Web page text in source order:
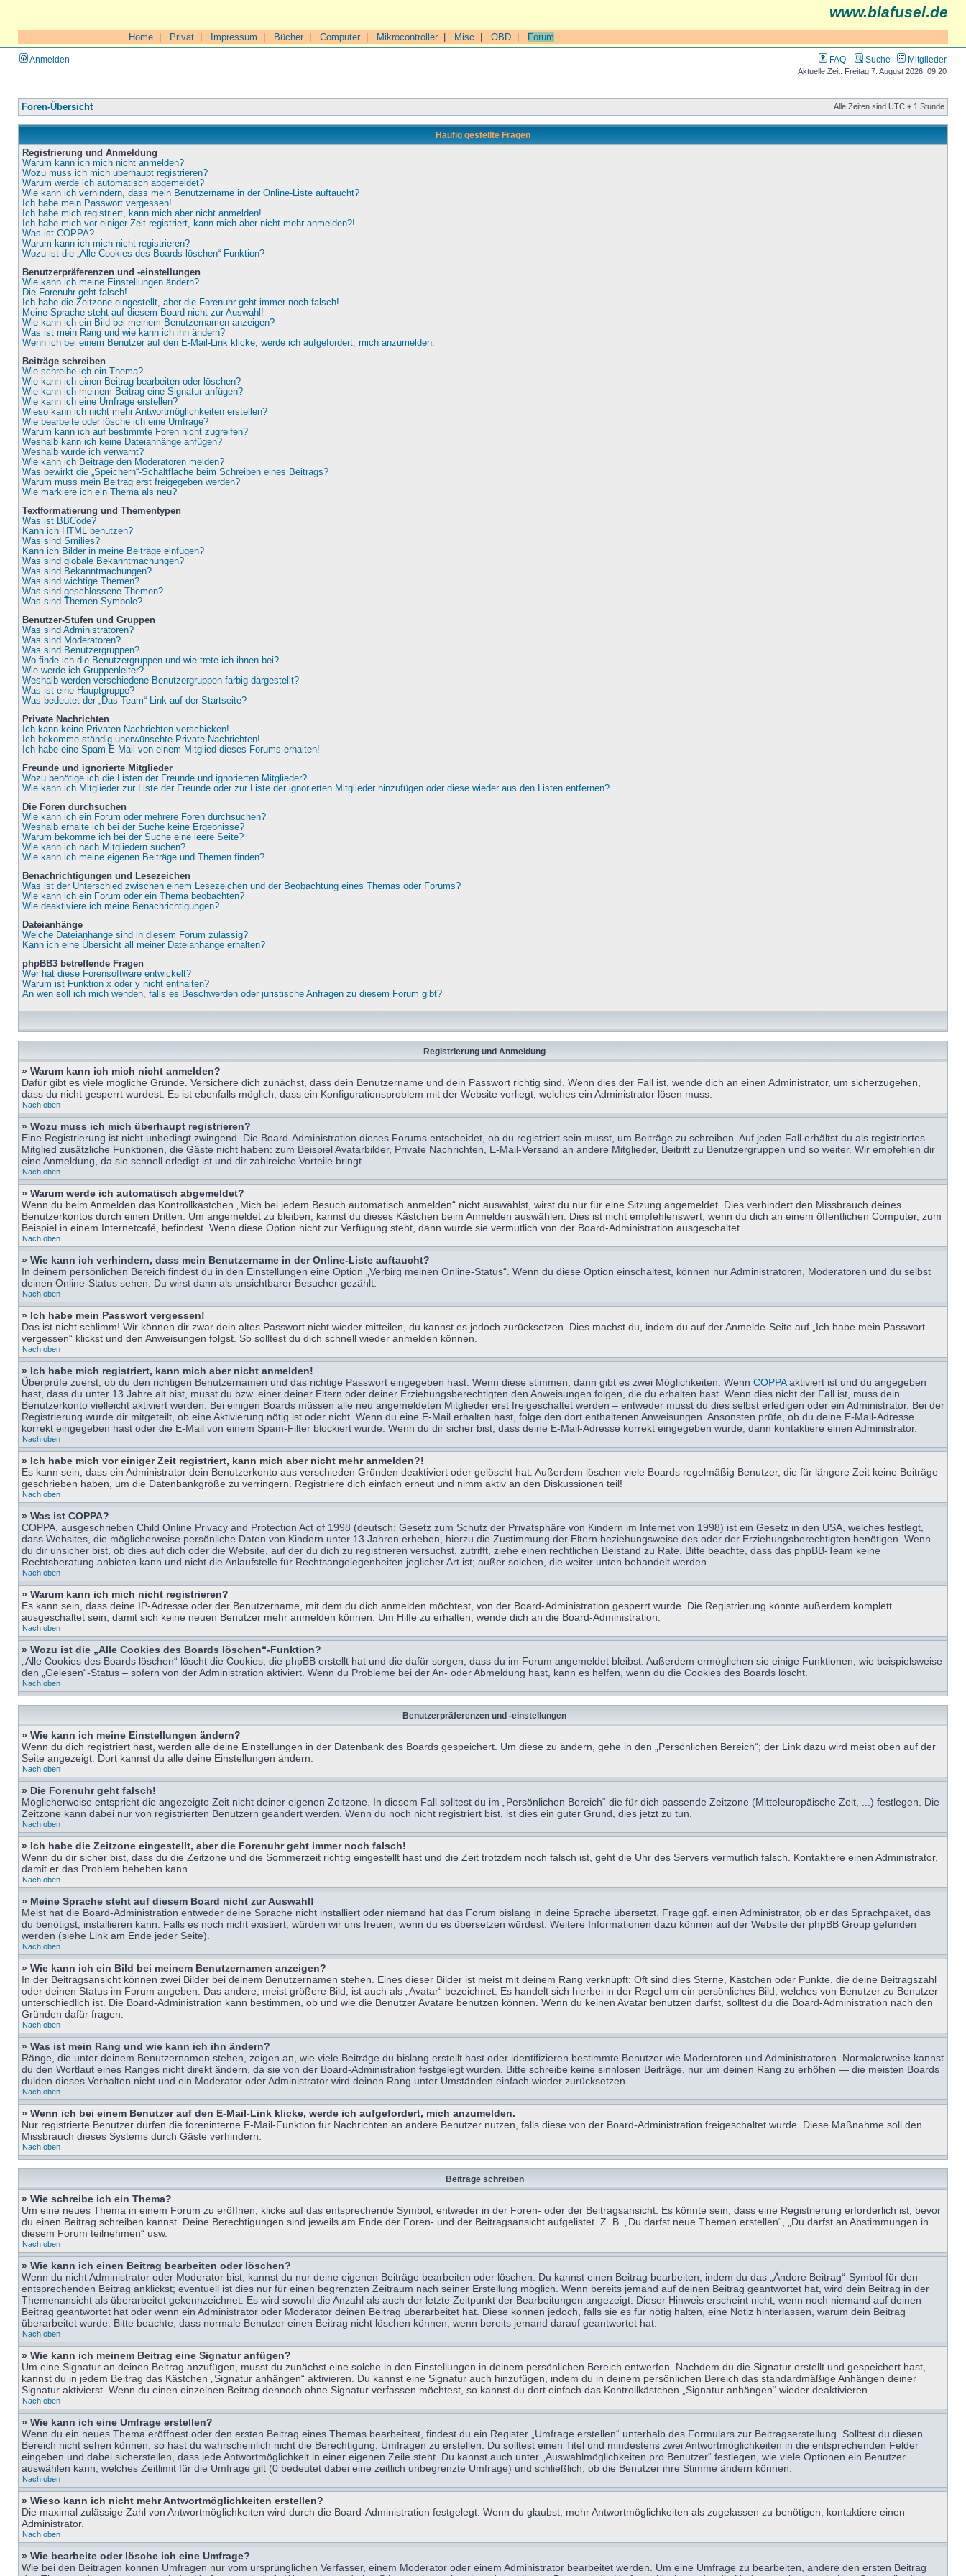
www.blafusel.de
Home Privat Impressum Bücher| Computer| Mikrocontroller| Misc OBD Forum
Anmelden FAQ Suche Mitglieder
Aktuelle Zeit: Freitag 7. August 2026, 09:20
Foren-Übersicht Alle Zeiten sind UTC + 1 Stunde
Häufig gestellte Fragen
Registrierung und Anmeldung
Warum kann ich mich nicht anmelden?
Wozu muss ich mich überhaupt registrieren?
Warum werde ich automatisch abgemeldet?
Wie kann ich verhindern, dass mein Benutzername in der Online-Liste auftaucht?
Ich habe mein Passwort vergessen!
Ich habe mich registriert, kann mich aber nicht anmelden!
Ich habe mich vor einiger Zeit registriert, kann mich aber nicht mehr anmelden?!
Was ist COPPA?
Warum kann ich mich nicht registrieren?
Wozu ist die „Alle Cookies des Boards löschen“-Funktion?
Benutzerpräferenzen und -einstellungen
Wie kann ich meine Einstellungen ändern?
Die Forenuhr geht falsch!
Ich habe die Zeitzone eingestellt, aber die Forenuhr geht immer noch falsch!
Meine Sprache steht auf diesem Board nicht zur Auswahl!
Wie kann ich ein Bild bei meinem Benutzernamen anzeigen?
Was ist mein Rang und wie kann ich ihn ändern?
Wenn ich bei einem Benutzer auf den E-Mail-Link klicke, werde ich aufgefordert, mich anzumelden.
Beiträge schreiben
Wie schreibe ich ein Thema?
Wie kann ich einen Beitrag bearbeiten oder löschen?
Wie kann ich meinem Beitrag eine Signatur anfügen?
Wie kann ich eine Umfrage erstellen?
Wieso kann ich nicht mehr Antwortmöglichkeiten erstellen?
Wie bearbeite oder lösche ich eine Umfrage?
Warum kann ich auf bestimmte Foren nicht zugreifen?
Weshalb kann ich keine Dateianhänge anfügen?
Weshalb wurde ich verwarnt?
Wie kann ich Beiträge den Moderatoren melden?
Was bewirkt die „Speichern“-Schaltfläche beim Schreiben eines Beitrags?
Warum muss mein Beitrag erst freigegeben werden?
Wie markiere ich ein Thema als neu?
Textformatierung und Thementypen
Was ist BBCode?
Kann ich HTML benutzen?
Was sind Smilies?
Kann ich Bilder in meine Beiträge einfügen?
Was sind globale Bekanntmachungen?
Was sind Bekanntmachungen?
Was sind wichtige Themen?
Was sind geschlossene Themen?
Was sind Themen-Symbole?
Benutzer-Stufen und Gruppen
Was sind Administratoren?
Was sind Moderatoren?
Was sind Benutzergruppen?
Wo finde ich die Benutzergruppen und wie trete ich ihnen bei?
Wie werde ich Gruppenleiter?
Weshalb werden verschiedene Benutzergruppen farbig dargestellt?
Was ist eine Hauptgruppe?
Was bedeutet der „Das Team“-Link auf der Startseite?
Private Nachrichten
Ich kann keine Privaten Nachrichten verschicken!
Ich bekomme ständig unerwünschte Private Nachrichten!
Ich habe eine Spam-E-Mail von einem Mitglied dieses Forums erhalten!
Freunde und ignorierte Mitglieder
Wozu benötige ich die Listen der Freunde und ignorierten Mitglieder?
Wie kann ich Mitglieder zur Liste der Freunde oder zur Liste der ignorierten Mitglieder hinzufügen oder diese wieder aus den Listen entfernen?
Die Foren durchsuchen
Wie kann ich ein Forum oder mehrere Foren durchsuchen?
Weshalb erhalte ich bei der Suche keine Ergebnisse?
Warum bekomme ich bei der Suche eine leere Seite?
Wie kann ich nach Mitgliedern suchen?
Wie kann ich meine eigenen Beiträge und Themen finden?
Benachrichtigungen und Lesezeichen
Was ist der Unterschied zwischen einem Lesezeichen und der Beobachtung eines Themas oder Forums?
Wie kann ich ein Forum oder ein Thema beobachten?
Wie deaktiviere ich meine Benachrichtigungen?
Dateianhänge
Welche Dateianhänge sind in diesem Forum zulässig?
Kann ich eine Übersicht all meiner Dateianhänge erhalten?
phpBB3 betreffende Fragen
Wer hat diese Forensoftware entwickelt?
Warum ist Funktion x oder y nicht enthalten?
An wen soll ich mich wenden, falls es Beschwerden oder juristische Anfragen zu diesem Forum gibt?
Registrierung und Anmeldung
» Warum kann ich mich nicht anmelden?
Dafür gibt es viele mögliche Gründe. Versichere dich zunächst, dass dein Benutzername und dein Passwort richtig sind. Wenn dies der Fall ist, wende dich an einen Administrator, um sicherzugehen,
dass du nicht gesperrt wurdest. Es ist ebenfalls möglich, dass ein Konfigurationsproblem mit der Website vorliegt, welches ein Administrator lösen muss.
Nach oben
» Wozu muss ich mich überhaupt registrieren?
Eine Registrierung ist nicht unbedingt zwingend. Die Board-Administration dieses Forums entscheidet, ob du registriert sein musst, um Beiträge zu schreiben. Auf jeden Fall erhältst du als registriertes
Mitglied zusätzliche Funktionen, die Gäste nicht haben: zum Beispiel Avatarbilder, Private Nachrichten, E-Mail-Versand an andere Mitglieder, Beitritt zu Benutzergruppen und so weiter. Wir empfehlen dir
eine Anmeldung, da sie schnell erledigt ist und dir zahlreiche Vorteile bringt.
Nach oben
» Warum werde ich automatisch abgemeldet?
Wenn du beim Anmelden das Kontrollkästchen „Mich bei jedem Besuch automatisch anmelden“ nicht auswählst, wirst du nur für eine Sitzung angemeldet. Dies verhindert den Missbrauch deines
Benutzerkontos durch einen Dritten. Um angemeldet zu bleiben, kannst du dieses Kästchen beim Anmelden auswählen. Dies ist nicht empfehlenswert, wenn du dich an einem öffentlichen Computer, zum
Beispiel in einem Internetcafé, befindest. Wenn diese Option nicht zur Verfügung steht, dann wurde sie vermutlich von der Board-Administration ausgeschaltet.
Nach oben
» Wie kann ich verhindern, dass mein Benutzername in der Online-Liste auftaucht?
In deinem persönlichen Bereich findest du in den Einstellungen eine Option „Verbirg meinen Online-Status“. Wenn du diese Option einschaltest, können nur Administratoren, Moderatoren und du selbst
deinen Online-Status sehen. Du wirst dann als unsichtbarer Besucher gezählt.
Nach oben
» Ich habe mein Passwort vergessen!
Das ist nicht schlimm! Wir können dir zwar dein altes Passwort nicht wieder mitteilen, du kannst es jedoch zurücksetzen. Dies machst du, indem du auf der Anmelde-Seite auf „Ich habe mein Passwort
vergessen“ klickst und den Anweisungen folgst. So solltest du dich schnell wieder anmelden können.
Nach oben
» Ich habe mich registriert, kann mich aber nicht anmelden!
Überprüfe zuerst, ob du den richtigen Benutzernamen und das richtige Passwort eingegeben hast. Wenn diese stimmen, dann gibt es zwei Möglichkeiten. Wenn COPPAaktiviert ist und du angegeben
hast, dass du unter 13 Jahre alt bist, musst du bzw. einer deiner Eltern oder deiner Erziehungsberechtigten den Anweisungen folgen, die du erhalten hast. Wenn dies nicht der Fall ist, muss dein
Benutzerkonto vielleicht aktiviert werden. Bei einigen Boards müssen alle neu angemeldeten Mitglieder erst freigeschaltet werden – entweder musst du dies selbst erledigen oder ein Administrator. Bei der
Registrierung wurde dir mitgeteilt, ob eine Aktivierung nötig ist oder nicht. Wenn du eine E-Mail erhalten hast, folge den dort enthaltenen Anweisungen. Ansonsten prüfe, ob du deine E-Mail-Adresse
korrekt eingegeben hast oder die E-Mail von einem Spam-Filter blockiert wurde. Wenn du dir sicher bist, dass deine E-Mail-Adresse korrekt eingegeben wurde, dann kontaktiere einen Administrator.
Nach oben
» Ich habe mich vor einiger Zeit registriert, kann mich aber nicht mehr anmelden?!
Es kann sein, dass ein Administrator dein Benutzerkonto aus verschieden Gründen deaktiviert oder gelöscht hat. Außerdem löschen viele Boards regelmäßig Benutzer, die für längere Zeit keine Beiträge
geschrieben haben, um die Datenbankgröße zu verringern. Registriere dich einfach erneut und nimm aktiv an den Diskussionen teil!
Nach oben
» Was ist COPPA?
COPPA, ausgeschrieben Child Online Privacy and Protection Act of 1998 (deutsch: Gesetz zum Schutz der Privatsphäre von Kindern im Internet von 1998) ist ein Gesetz in den USA, welches festlegt,
dass Websites, die möglicherweise persönliche Daten von Kindern unter 13 Jahren erheben, hierzu die Zustimmung der Eltern beziehungsweise des oder der Erziehungsberechtigten benötigen. Wenn
du dir unsicher bist, ob dies auf dich oder die Website, auf der du dich zu registrieren versuchst, zutrifft, ziehe einen rechtlichen Beistand zu Rate. Bitte beachte, dass das phpBB-Team keine
Rechtsberatung anbieten kann und nicht die Anlaufstelle für Rechtsangelegenheiten jeglicher Art ist; außer solchen, die weiter unten behandelt werden.
Nach oben
» Warum kann ich mich nicht registrieren?
Es kann sein, dass deine IP-Adresse oder der Benutzername, mit dem du dich anmelden möchtest, von der Board-Administration gesperrt wurde. Die Registrierung könnte außerdem komplett
ausgeschaltet sein, damit sich keine neuen Benutzer mehr anmelden können. Um Hilfe zu erhalten, wende dich an die Board-Administration.
Nach oben
» Wozu ist die „Alle Cookies des Boards löschen“-Funktion?
„Alle Cookies des Boards löschen“ löscht die Cookies, die phpBB erstellt hat und die dafür sorgen, dass du im Forum angemeldet bleibst. Außerdem ermöglichen sie einige Funktionen, wie beispielsweise
den „Gelesen“-Status – sofern von der Administration aktiviert. Wenn du Probleme bei der An- oder Abmeldung hast, kann es helfen, wenn du die Cookies des Boards löscht.
Nach oben
Benutzerpräferenzen und -einstellungen
» Wie kann ich meine Einstellungen ändern?
Wenn du dich registriert hast, werden alle deine Einstellungen in der Datenbank des Boards gespeichert. Um diese zu ändern, gehe in den „Persönlichen Bereich“; der Link dazu wird meist oben auf der
Seite angezeigt. Dort kannst du alle deine Einstellungen ändern.
Nach oben
» Die Forenuhr geht falsch!
Möglicherweise entspricht die angezeigte Zeit nicht deiner eigenen Zeitzone. In diesem Fall solltest du im „Persönlichen Bereich“ die für dich passende Zeitzone (Mitteleuropäische Zeit, ...) festlegen. Die
Zeitzone kann dabei nur von registrierten Benutzern geändert werden. Wenn du noch nicht registriert bist, ist dies ein guter Grund, dies jetzt zu tun.
Nach oben
» Ich habe die Zeitzone eingestellt, aber die Forenuhr geht immer noch falsch!
Wenn du dir sicher bist, dass du die Zeitzone und die Sommerzeit richtig eingestellt hast und die Zeit trotzdem noch falsch ist, geht die Uhr des Servers vermutlich falsch. Kontaktiere einen Administrator,
damit er das Problem beheben kann.
Nach oben
» Meine Sprache steht auf diesem Board nicht zur Auswahl!
Meist hat die Board-Administration entweder deine Sprache nicht installiert oder niemand hat das Forum bislang in deine Sprache übersetzt. Frage ggf. einen Administrator, ob er das Sprachpaket, das
du benötigst, installieren kann. Falls es noch nicht existiert, würden wir uns freuen, wenn du es übersetzen würdest. Weitere Informationen dazu können auf der Website der phpBB Group gefunden
werden (siehe Link am Ende jeder Seite).
Nach oben
» Wie kann ich ein Bild bei meinem Benutzernamen anzeigen?
In der Beitragsansicht können zwei Bilder bei deinem Benutzernamen stehen. Eines dieser Bilder ist meist mit deinem Rang verknüpft: Oft sind dies Sterne, Kästchen oder Punkte, die deine Beitragszahl
oder deinen Status im Forum angeben. Das andere, meist größere Bild, ist auch als „Avatar“ bezeichnet. Es handelt sich hierbei in der Regel um ein persönliches Bild, welches von Benutzer zu Benutzer
unterschiedlich ist. Die Board-Administration kann bestimmen, ob und wie die Benutzer Avatare benutzen können. Wenn du keinen Avatar benutzen darfst, solltest du die Board-Administration nach den
Gründen dafür fragen.
Nach oben
» Was ist mein Rang und wie kann ich ihn ändern?
Ränge, die unter deinem Benutzernamen stehen, zeigen an, wie viele Beiträge du bislang erstellt hast oder identifizieren bestimmte Benutzer wie Moderatoren und Administratoren. Normalerweise kannst
du den Wortlaut eines Ranges nicht direkt ändern, da sie von der Board-Administration festgelegt wurden. Bitte schreibe keine sinnlosen Beiträge, nur um deinen Rang zu erhöhen — die meisten Boards
dulden dieses Verhalten nicht und ein Moderator oder Administrator wird deinen Rang unter Umständen einfach wieder zurücksetzen.
Nach oben
» Wenn ich bei einem Benutzer auf den E-Mail-Link klicke, werde ich aufgefordert, mich anzumelden.
Nur registrierte Benutzer dürfen die foreninterne E-Mail-Funktion für Nachrichten an andere Benutzer nutzen, falls diese von der Board-Administration freigeschaltet wurde. Diese Maßnahme soll den
Missbrauch dieses Systems durch Gäste verhindern.
Nach oben
Beiträge schreiben
» Wie schreibe ich ein Thema?
Um eine neues Thema in einem Forum zu eröffnen, klicke auf das entsprechende Symbol, entweder in der Foren- oder der Beitragsansicht. Es könnte sein, dass eine Registrierung erforderlich ist, bevor
du einen Beitrag schreiben kannst. Deine Berechtigungen sind jeweils am Ende der Foren- und der Beitragsansicht aufgelistet. Z. B. „Du darfst neue Themen erstellen“, „Du darfst an Abstimmungen in
diesem Forum teilnehmen“ usw.
Nach oben
» Wie kann ich einen Beitrag bearbeiten oder löschen?
Wenn du nicht Administrator oder Moderator bist, kannst du nur deine eigenen Beiträge bearbeiten oder löschen. Du kannst einen Beitrag bearbeiten, indem du das „Ändere Beitrag“-Symbol für den
entsprechenden Beitrag anklickst; eventuell ist dies nur für einen begrenzten Zeitraum nach seiner Erstellung möglich. Wenn bereits jemand auf deinen Beitrag geantwortet hat, wird dein Beitrag in der
Themenansicht als überarbeitet gekennzeichnet. Es wird sowohl die Anzahl als auch der letzte Zeitpunkt der Bearbeitungen angezeigt. Dieser Hinweis erscheint nicht, wenn noch niemand auf deinen
Beitrag geantwortet hat oder wenn ein Administrator oder Moderator deinen Beitrag überarbeitet hat. Diese können jedoch, falls sie es für nötig halten, eine Notiz hinterlassen, warum dein Beitrag
überarbeitet wurde. Bitte beachte, dass normale Benutzer einen Beitrag nicht löschen können, wenn bereits jemand darauf geantwortet hat.
Nach oben
» Wie kann ich meinem Beitrag eine Signatur anfügen?
Um eine Signatur an deinen Beitrag anzufügen, musst du zunächst eine solche in den Einstellungen in deinem persönlichen Bereich entwerfen. Nachdem du die Signatur erstellt und gespeichert hast,
kannst du in jedem Beitrag das Kästchen „Signatur anhängen“ aktivieren. Du kannst eine Signatur auch hinzufügen, indem du in deinem persönlichen Bereich das standardmäßige Anhängen deiner
Signatur aktivierst. Wenn du einen einzelnen Beitrag dennoch ohne Signatur verfassen möchtest, so kannst du dort einfach das Kontrollkästchen „Signatur anhängen“ wieder deaktivieren.
Nach oben
» Wie kann ich eine Umfrage erstellen?
Wenn du ein neues Thema eröffnest oder den ersten Beitrag eines Themas bearbeitest, findest du ein Register „Umfrage erstellen“ unterhalb des Formulars zur Beitragserstellung. Solltest du diesen
Bereich nicht sehen können, so hast du wahrscheinlich nicht die Berechtigung, Umfragen zu erstellen. Du solltest einen Titel und mindestens zwei Antwortmöglichkeiten in die entsprechenden Felder
eingeben und dabei sicherstellen, dass jede Antwortmöglichkeit in einer eigenen Zeile steht. Du kannst auch unter „Auswahlmöglichkeiten pro Benutzer“ festlegen, wie viele Optionen ein Benutzer
auswählen kann, welches Zeitlimit für die Umfrage gilt (0 bedeutet dabei eine zeitlich unbegrenzte Umfrage) und schließlich, ob die Benutzer ihre Stimme ändern können.
Nach oben
» Wieso kann ich nicht mehr Antwortmöglichkeiten erstellen?
Die maximal zulässige Zahl von Antwortmöglichkeiten wird durch die Board-Administration festgelegt. Wenn du glaubst, mehr Antwortmöglichkeiten als zugelassen zu benötigen, kontaktiere einen
Administrator.
Nach oben
» Wie bearbeite oder lösche ich eine Umfrage?
Wie bei den Beiträgen können Umfragen nur vom ursprünglichen Verfasser, einem Moderator oder einem Administrator bearbeitet werden. Um eine Umfrage zu bearbeiten, ändere den ersten Beitrag